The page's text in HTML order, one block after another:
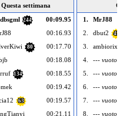
Questa settimana
244
00:09.95
00:16.93
80
00:17.70
00:18.08
134
00:18.55
00:19.42
63
00:19.57
00:21.11
1.
MrJ88
2.
dbut2 42
3.
ambiorix
4.
--- vuoto
5.
--- vuoto
6.
--- vuoto
7.
--- vuoto
8.
--- vuoto